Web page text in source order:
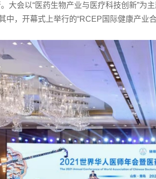
大会以“医药生物产业与医疗科技创新”为
中，开幕式上举行的“RCEP国际健康产业